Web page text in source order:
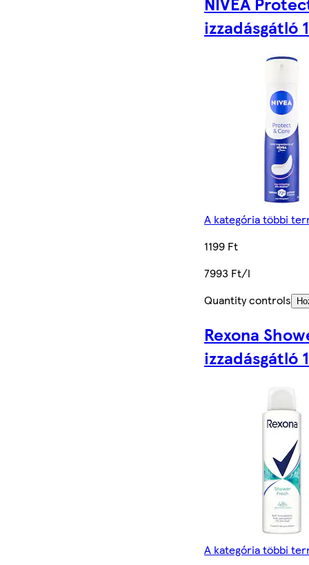
izzadásgátló
A kategória többi
1199 Ft
7993 Ft/l
Quantity controls
Rexona
izzadásgátló
A kategória többi